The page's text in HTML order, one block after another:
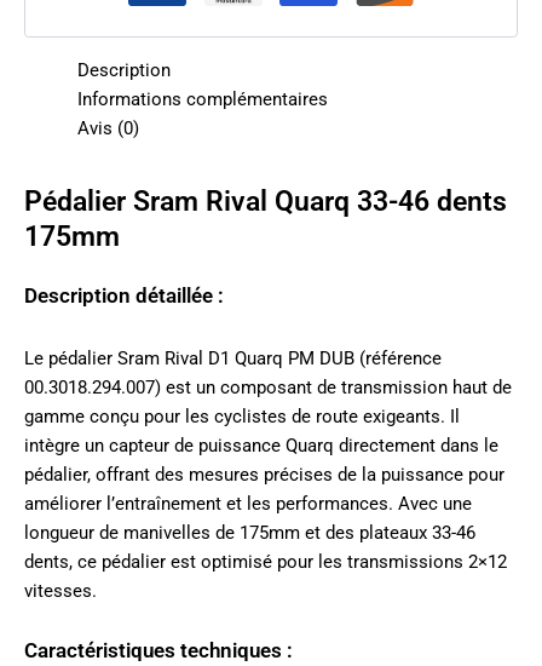
Description
Informations complémentaires
Avis (0)
Pédalier Sram Rival Quarq 33-46 dents
175mm
Description détaillée :
Le pédalier Sram Rival D1 Quarq PM DUB (référence
00.3018.294.007) est un composant de transmission haut de
gamme conçu pour les cyclistes de route exigeants. Il
intègre un capteur de puissance Quarq directement dans le
pédalier, offrant des mesures précises de la puissance pour
améliorer l’entraînement et les performances. Avec une
longueur de manivelles de 175mm et des plateaux 33-46
dents, ce pédalier est optimisé pour les transmissions 2×12
vitesses.
Caractéristiques techniques :